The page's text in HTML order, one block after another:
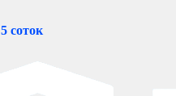
5 соток